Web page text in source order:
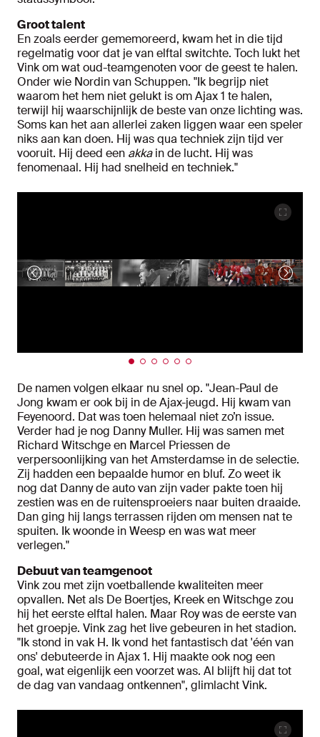
Groot talent
En zoals eerder gememoreerd, kwam het in die tijd
regelmatig voor dat je van elftal switchte. Toch lukt het
Vink om wat oud-teamgenoten voor de geest te halen.
Onder wie Nordin van Schuppen. "Ik begrijp niet
waarom het hem niet gelukt is om Ajax 1 te halen,
terwijl hij waarschijnlijk de beste van onze lichting was.
Soms kan het aan allerlei zaken liggen waar een speler
niks aan kan doen. Hij was qua techniek zijn tijd ver
vooruit. Hij deed een akkain de lucht. Hij was
fenomenaal. Hij had snelheid en techniek."
De namen volgen elkaar nu snel op. "Jean-Paul de
Jong kwam er ook bij in de Ajax-jeugd. Hij kwam van
Feyenoord. Dat was toen helemaal niet zo’n issue.
Verder had je nog Danny Muller. Hij was samen met
Richard Witschge en Marcel Priessen de
verpersoonlijking van het Amsterdamse in de selectie.
Zij hadden een bepaalde humor en bluf. Zo weet ik
nog dat Danny de auto van zijn vader pakte toen hij
zestien was en de ruitensproeiers naar buiten draaide.
Dan ging hij langs terrassen rijden om mensen nat te
spuiten. Ik woonde in Weesp en was wat meer
verlegen."
Debuut van teamgenoot
Vink zou met zijn voetballende kwaliteiten meer
opvallen. Net als De Boertjes, Kreek en Witschge zou
hij het eerste elftal halen. Maar Roy was de eerste van
het groepje. Vink zag het live gebeuren in het stadion.
"Ik stond in vak H. Ik vond het fantastisch dat 'één van
ons' debuteerde in Ajax 1. Hij maakte ook nog een
goal, wat eigenlijk een voorzet was. Al blijft hij dat tot
de dag van vandaag ontkennen", glimlacht Vink.